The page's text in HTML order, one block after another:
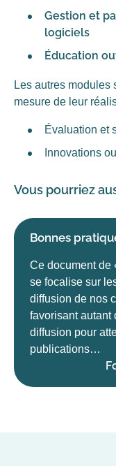
Gestion et
logiciels
Éducation
Les autres modules
mesure de leur
Évaluation et
Innovations
Vous pourriez
Bonnes
Ce document de
se focalise sur
diffusion de nos
favorisant autant
diffusion pour
publications…